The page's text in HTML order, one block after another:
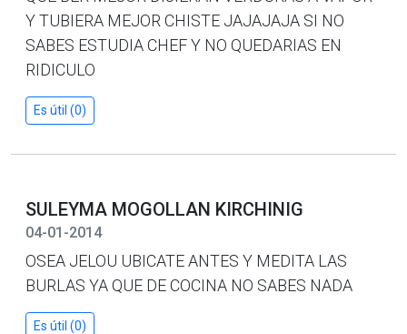
Y TUBIERA MEJOR CHISTE JAJAJAJA SI NO
SABES ESTUDIA CHEF Y NO QUEDARIAS EN
RIDICULO
Es útil (0)
SULEYMA MOGOLLAN KIRCHINIG
04-01-2014
OSEA JELOU UBICATE ANTES Y MEDITA LAS
BURLAS YA QUE DE COCINA NO SABES NADA
Es útil (0)